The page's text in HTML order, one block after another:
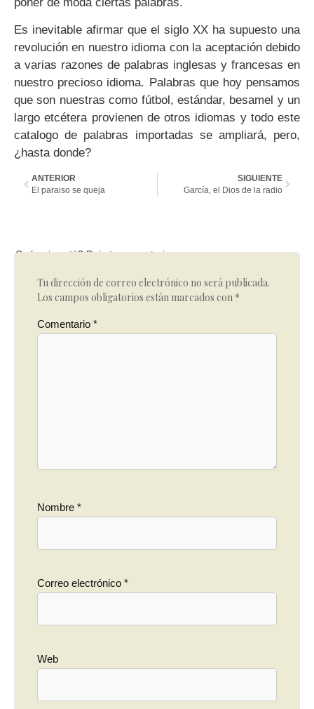
Es inevitable afirmar que el siglo XX ha supuesto una
revolución en nuestro idioma con la aceptación debido
a varias razones de palabras inglesas y francesas en
nuestro precioso idioma. Palabras que hoy pensamos
que son nuestras como fútbol, estándar, besamel y un
largo etcétera provienen de otros idiomas y todo este
catalogo de palabras importadas se ampliará, pero,
¿hasta donde?
ANTERIOR
El paraiso se queja
SIGUIENTE
García, el Dios de la radio
Qué opinas tú? Deja tu comentario
Tu dirección de correo electrónico no será publicada.
Los campos obligatorios están marcados con *
Comentario *
Nombre *
Correo electrónico *
Web